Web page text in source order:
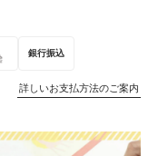
銀行振込
詳しいお支払方法のご案内